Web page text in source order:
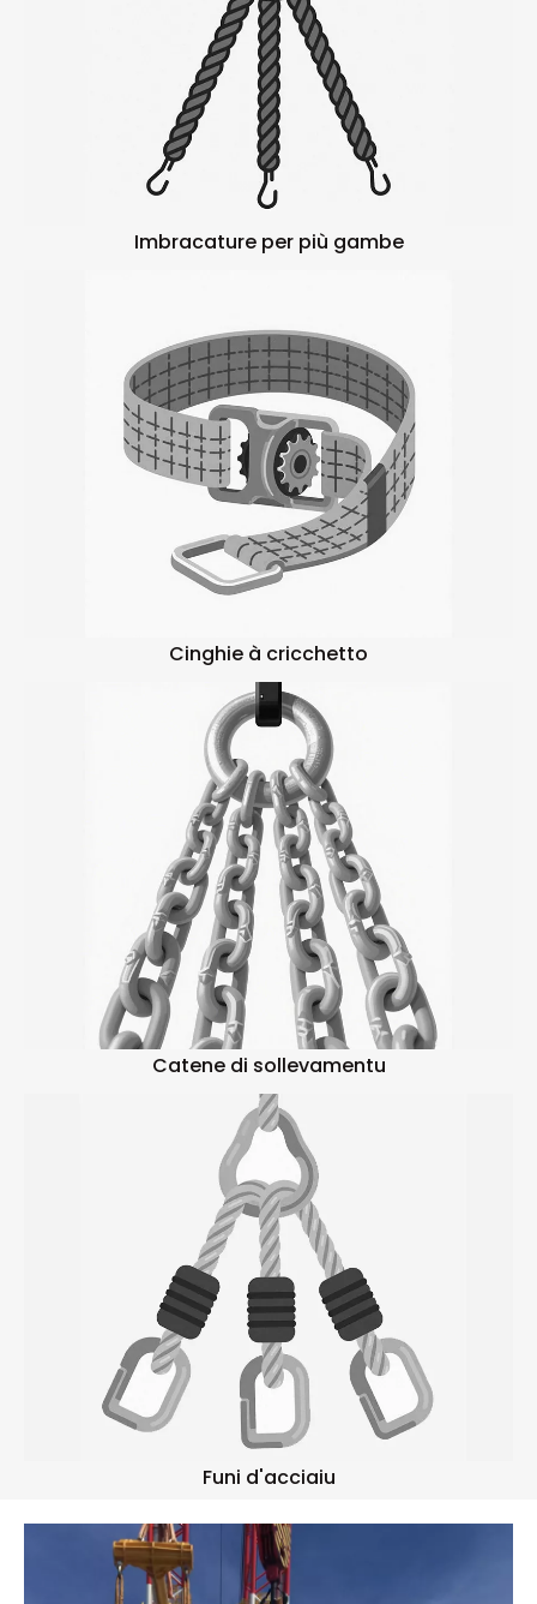
Imbracature per più gambe
Cinghie à cricchetto
Catene di sollevamentu
Funi d'acciaiu